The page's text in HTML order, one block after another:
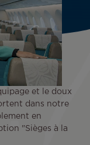
et le doux
dans notre
en
"Sièges à la